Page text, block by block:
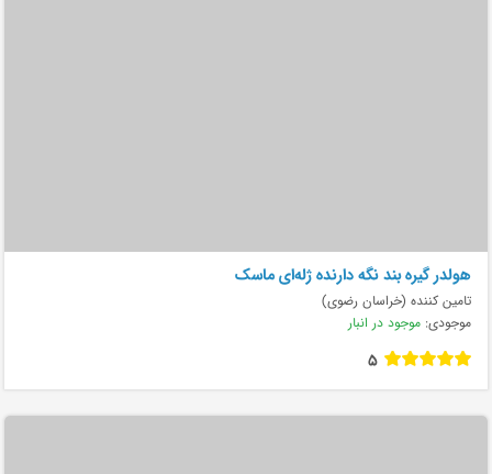
هولدر گیره بند نگه دارنده ژله‌ای ماسک
تامین کننده (خراسان رضوی)
موجودی: موجود در انبار
5